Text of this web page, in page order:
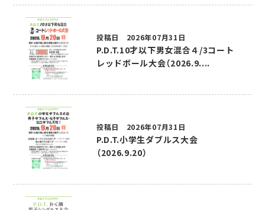
投稿日 2026年07月31日
P.D.T.10才以下男女混合４/3コート
レッドボール大会（2026.9....
投稿日 2026年07月31日
P.D.T.小学生ダブルス大会
（2026.9.20）